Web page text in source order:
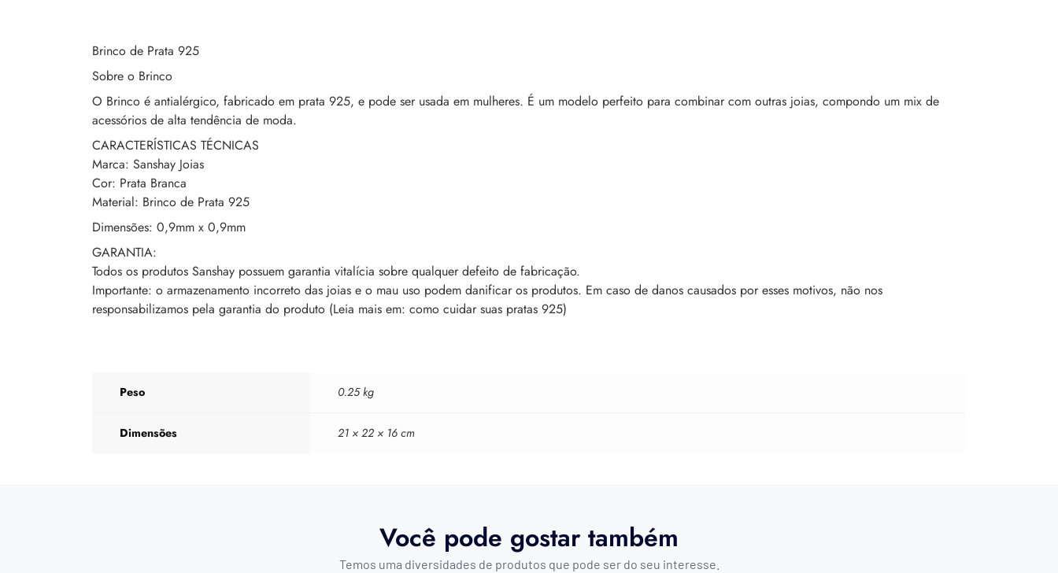
Brinco de Prata 925
Sobre o Brinco
O Brinco é antialérgico, fabricado em prata 925, e pode ser usada em mulheres. É um modelo perfeito para combinar com outras joias, compondo um mix de
acessórios de alta tendência de moda.
CARACTERÍSTICAS TÉCNICAS
Marca: Sanshay Joias
Cor: Prata Branca
Material: Brinco de Prata 925
Dimensões: 0,9mm x 0,9mm
GARANTIA:
Todos os produtos Sanshay possuem garantia vitalícia sobre qualquer defeito de fabricação.
Importante: o armazenamento incorreto das joias e o mau uso podem danificar os produtos. Em caso de danos causados por esses motivos, não nos
responsabilizamos pela garantia do produto (Leia mais em: como cuidar suas pratas 925)
Peso 0.25 kg
Dimensões 21 × 22 × 16 cm
Você pode gostar também
Temos uma diversidades de produtos que pode ser do seu interesse.